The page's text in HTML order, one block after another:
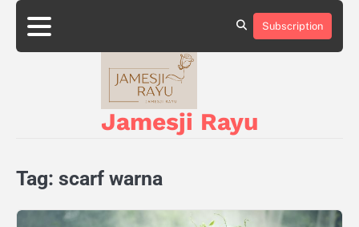
Skip
content
About
Privacy
Subscription
Jamesji Rayu
Tag: scarf warna